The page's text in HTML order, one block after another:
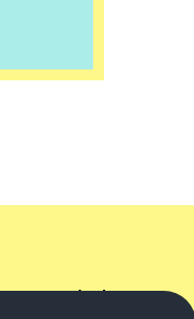
Module